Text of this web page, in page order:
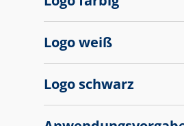
Logo weiß
Logo schwarz